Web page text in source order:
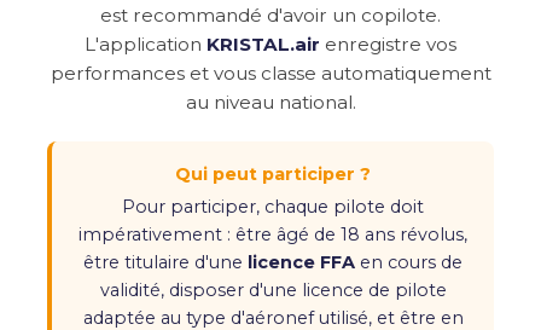
est recommandé d'avoir un copilote.
L'application KRISTAL.air enregistre vos
performances et vous classe automatiquement
au niveau national.
Qui peut participer ?
Pour participer, chaque pilote doit
impérativement : être âgé de 18 ans révolus,
être titulaire d'une licence FFA en cours de
validité, disposer d'une licence de pilote
adaptée au type d'aéronef utilisé, et être en